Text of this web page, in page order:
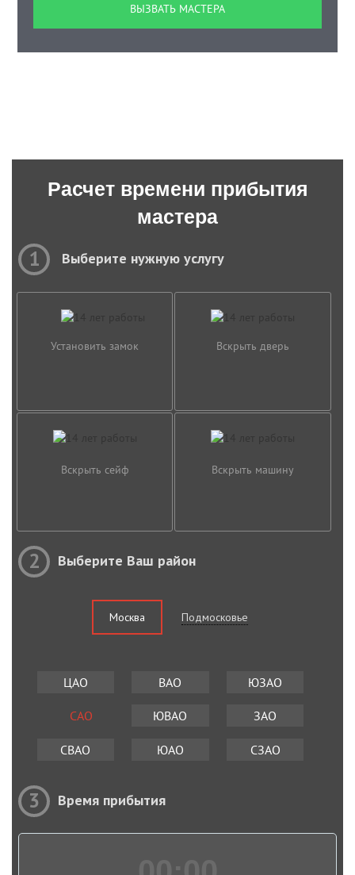
Расчет времени прибытия
мастера
1 Выберите нужную услугу
Установить замок Вскрыть дверь
Вскрыть сейф Вскрыть машину
2 Выберите Ваш район
Москва Подмосковье
ЦАО ВАО ЮЗАО
САО ЮВАО ЗАО
СВАО ЮАО СЗАО
3 Время прибытия